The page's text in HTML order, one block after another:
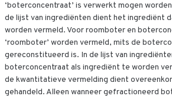
‘boterconcentraat’ is verwerkt mogen
de lijst van ingrediënten dient het ingrediënt
worden vermeld. Voor roomboter en
‘roomboter’ worden vermeld, mits de
gereconstitueerd is. In de lijst van
boterconcentraat als ingrediënt te worden
de kwantitatieve vermelding dient
gehandeld. Alleen wanneer gefractioneerd